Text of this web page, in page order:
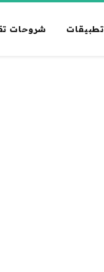
تطبيقات شروحات